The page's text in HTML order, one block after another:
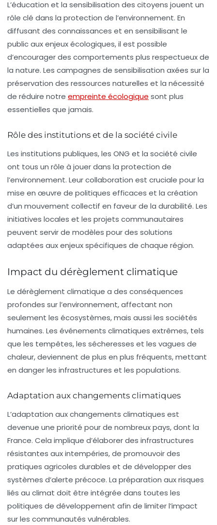
L’éducation et la sensibilisation des citoyens jouent un
rôle clé dans la protection de l’environnement. En
diffusant des connaissances et en sensibilisant le
public aux enjeux écologiques, il est possible
d’encourager des comportements plus respectueux de
la nature. Les campagnes de sensibilisation axées sur la
préservation des ressources naturelles et la nécessité
de réduire notre empreinte écologique sont plus
essentielles que jamais.
Rôle des institutions et de la société civile
Les institutions publiques, les ONG et la société civile
ont tous un rôle à jouer dans la protection de
l’environnement. Leur collaboration est cruciale pour la
mise en œuvre de politiques efficaces et la création
d’un mouvement collectif en faveur de la durabilité. Les
initiatives locales et les projets communautaires
peuvent servir de modèles pour des solutions
adaptées aux enjeux spécifiques de chaque région.
Impact du dérèglement climatique
Le dérèglement climatique a des conséquences
profondes sur l’environnement, affectant non
seulement les écosystèmes, mais aussi les sociétés
humaines. Les événements climatiques extrêmes, tels
que les tempêtes, les sécheresses et les vagues de
chaleur, deviennent de plus en plus fréquents, mettant
en danger les infrastructures et les populations.
Adaptation aux changements climatiques
L’adaptation aux changements climatiques est
devenue une priorité pour de nombreux pays, dont la
France. Cela implique d’élaborer des infrastructures
résistantes aux intempéries, de promouvoir des
pratiques agricoles durables et de développer des
systèmes d’alerte précoce. La préparation aux risques
liés au climat doit être intégrée dans toutes les
politiques de développement afin de limiter l’impact
sur les communautés vulnérables.